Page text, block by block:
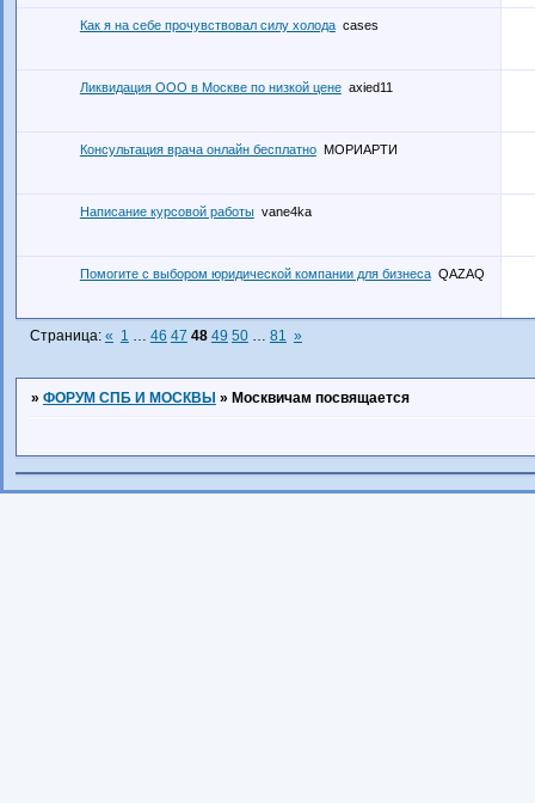
Как я на себе прочувствовал силу холода cases
Ликвидация ООО в Москве по низкой цене axied11
Консультация врача онлайн бесплатно МОРИАРТИ
Написание курсовой работы vane4ka
Помогите с выбором юридической компании для бизнеса QAZAQ
Страница: « 1 … 46 47 48 49 50 … 81 »
» ФОРУМ СПБ И МОСКВЫ » Москвичам посвящается